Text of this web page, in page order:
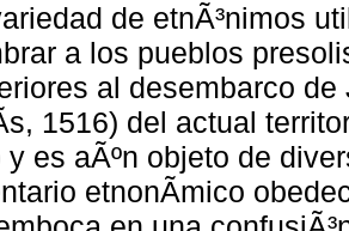
de etnÃ³nimos
a los pueblos
al desembarco de
1516) del actual
y es aÃºn objeto de
etnonÃ­mico